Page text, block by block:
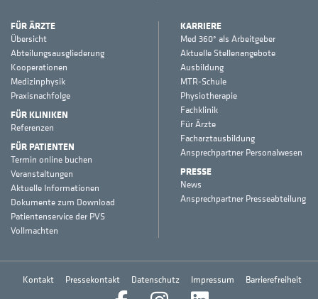
FÜR ÄRZTE
Übersicht
Abteilungsausgliederung
Kooperationen
Medizinphysik
Praxisnachfolge
FÜR KLINIKEN
Referenzen
FÜR PATIENTEN
Termin online buchen
Veranstaltungen
Aktuelle Informationen
Dokumente zum Download
Patientenservice der PVS
Vollmachten
KARRIERE
Med 360° als Arbeitgeber
Aktuelle Stellenangebote
Ausbildung
MTR-Schule
Physiotherapie
Fachklinik
Für Ärzte
Facharztausbildung
Ansprechpartner Personalwesen
PRESSE
News
Ansprechpartner Presseabteilung
Kontakt Pressekontakt Datenschutz Impressum Barrierefreiheit